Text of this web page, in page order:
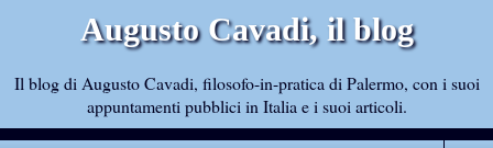
Augusto Cavadi, il blog
Il blog di Augusto Cavadi, filosofo-in-pratica di Palermo, con i suoi
appuntamenti pubblici in Italia e i suoi articoli.